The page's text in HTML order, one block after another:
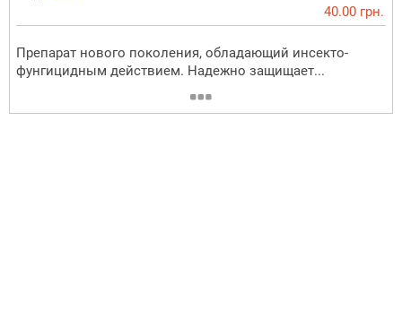
40.00 грн.
Препарат нового поколения, обладающий инсекто-
фунгицидным действием. Надежно защищает...